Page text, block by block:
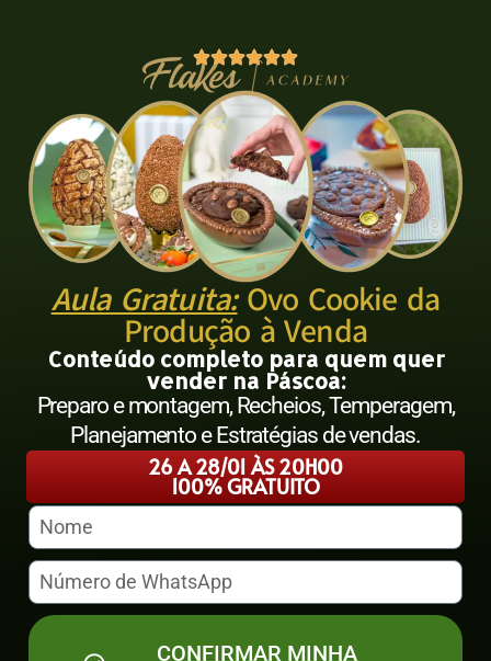
Aula Gratuita:Ovo Cookie da
Produção à Venda
Conteúdo completo para quem quer
vender na Páscoa:
Preparo e montagem, Recheios, Temperagem,
Planejamento e Estratégias de vendas.
26 A 28/01 ÀS 20H00
100% GRATUITO
CONFIRMAR MINHA